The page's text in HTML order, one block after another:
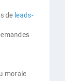
de leads-
morale